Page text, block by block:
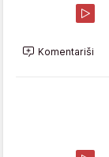
Komentariši